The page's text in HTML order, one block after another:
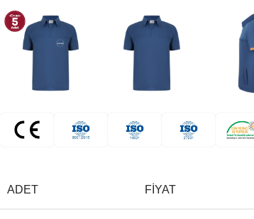
ADET FIYAT